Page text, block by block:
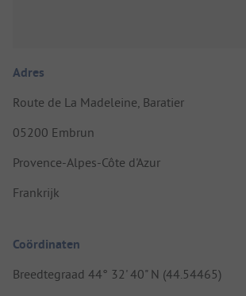
Adres
Route de La Madeleine, Baratier
05200 Embrun
Provence-Alpes-Côte d'Azur
Frankrijk
Coördinaten
Breedtegraad 44° 32' 40" N (44.54465)